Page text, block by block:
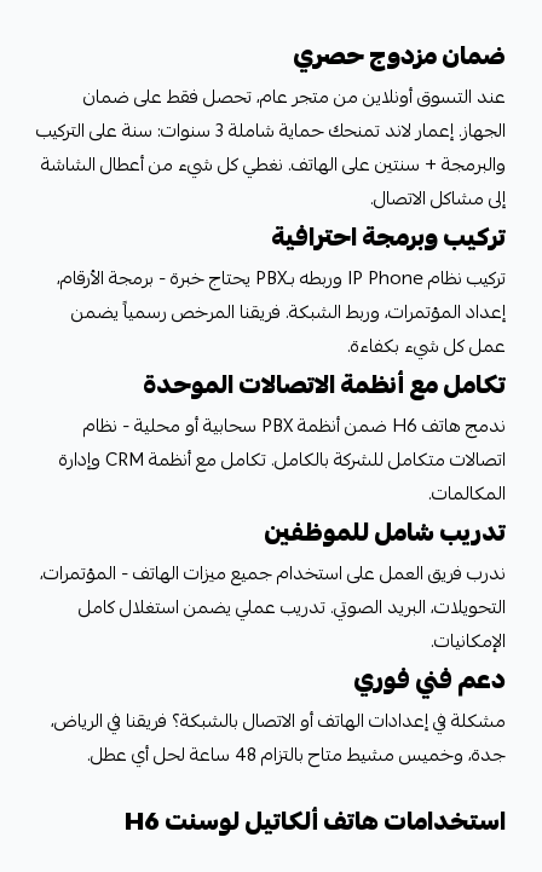
ضمان مزدوج حصري
عند التسوق أونلاين من متجر عام، تحصل فقط على ضمان
الجهاز. إعمار لاند تمنحك حماية شاملة 3 سنوات: سنة على التركيب
والبرمجة + سنتين على الهاتف. نغطي كل شيء من أعطال الشاشة
إلى مشاكل الاتصال.
تركيب وبرمجة احترافية
تركيب نظام IP Phone وربطه بـPBX يحتاج خبرة - برمجة الأرقام،
إعداد المؤتمرات، وربط الشبكة. فريقنا المرخص رسمياً يضمن
عمل كل شيء بكفاءة.
تكامل مع أنظمة الاتصالات الموحدة
ندمج هاتف H6 ضمن أنظمة PBX سحابية أو محلية - نظام
اتصالات متكامل للشركة بالكامل. تكامل مع أنظمة CRM وإدارة
المكالمات.
تدريب شامل للموظفين
ندرب فريق العمل على استخدام جميع ميزات الهاتف - المؤتمرات،
التحويلات، البريد الصوتي. تدريب عملي يضمن استغلال كامل
الإمكانيات.
دعم فني فوري
مشكلة في إعدادات الهاتف أو الاتصال بالشبكة؟ فريقنا في الرياض،
جدة، وخميس مشيط متاح بالتزام 48 ساعة لحل أي عطل.
استخدامات هاتف ألكاتيل لوسنت H6